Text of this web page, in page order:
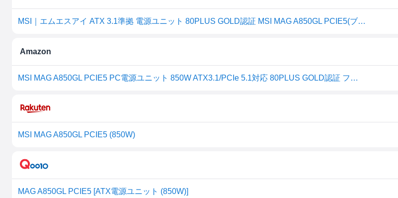
MSI｜エムエスアイ ATX 3.1準拠 電源ユニット 80PLUS GOLD認証 MSI MAG A850GL PCIE5(ブラック) MAG A850GL PCIE5
Amazon
MSI MAG A850GL PCIE5 PC電源ユニット 850W ATX3.1/PCIe 5.1対応 80PLUS GOLD認証 フルモジュラー 7年保証 PS1327
MSI MAG A850GL PCIE5 (850W)
MAG A850GL PCIE5 [ATX電源ユニット (850W)]